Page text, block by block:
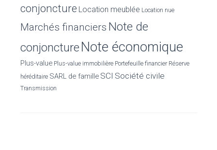
conjoncture Location meublée Location nue
Marchés financiers Note de
conjoncture Note économique
Plus-value Plus-value immobilière Portefeuille financier Réserve
héréditaire SARL de famille SCI Société civile
Transmission